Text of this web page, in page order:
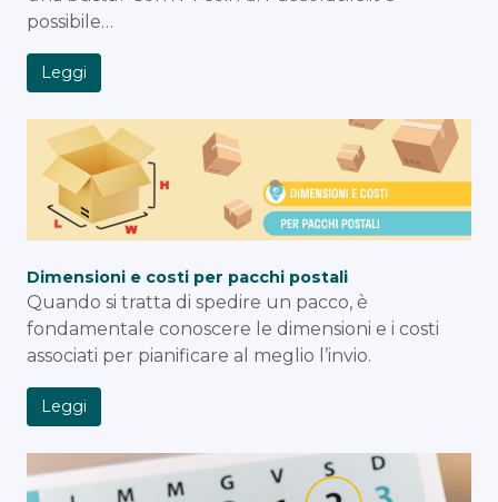
possibile…
Leggi
Dimensioni e costi per pacchi postali
Quando si tratta di spedire un pacco, è
fondamentale conoscere le dimensioni e i costi
associati per pianificare al meglio l’invio.
Leggi